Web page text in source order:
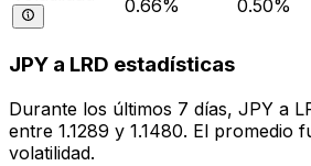
0.66% 0.50%
JPY a LRD estadísticas
Durante los últimos 7 días, JPY a
entre 1.1289 y 1.1480. El promedio
volatilidad.